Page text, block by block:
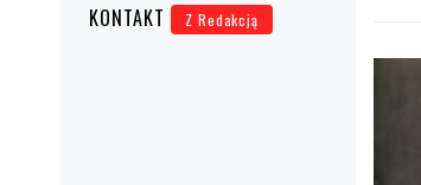
KONTAKT Z Redakcją